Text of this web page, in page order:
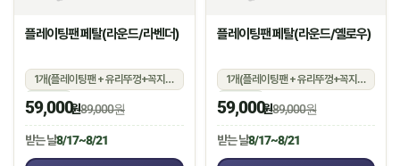
플레이팅팬 페탈(라운드/라벤더)
1개(플레이팅팬 + 유리뚜껑+꼭지+실리콘 손잡이)
상온
59,000원89,000원
받는 날8/17~8/21
플레이팅팬 페탈(라운드/옐로우)
1개(플레이팅팬 + 유리뚜껑+꼭지+실리콘 손잡이)
상온
59,000원89,000원
받는 날8/17~8/21